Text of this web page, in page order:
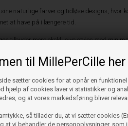
til MillePerCille
sætter cookies for at opnår en
hjælp af cookies laver vi statistikker og
og at vores markedsføring bliver
så tillader du, at vi sætter cookies
at vi behandler de personoplysninger, som
naturlige farver og tidløse designs, hvor
at have på i længere tid.
tilbyder mere eksklusive styles med
udviklet med fokus på funktionalitet.
og fleksible materialer sikrer samtidig,